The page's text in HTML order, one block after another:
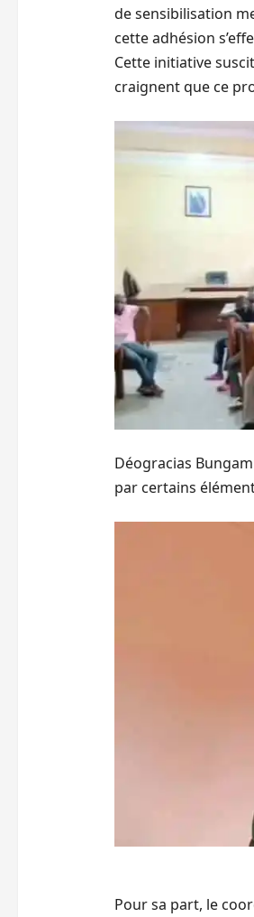
de sensibilisation
cette adhésion
Cette initiative
craignent que ce
Déogracias
par certains
Pour sa part, le